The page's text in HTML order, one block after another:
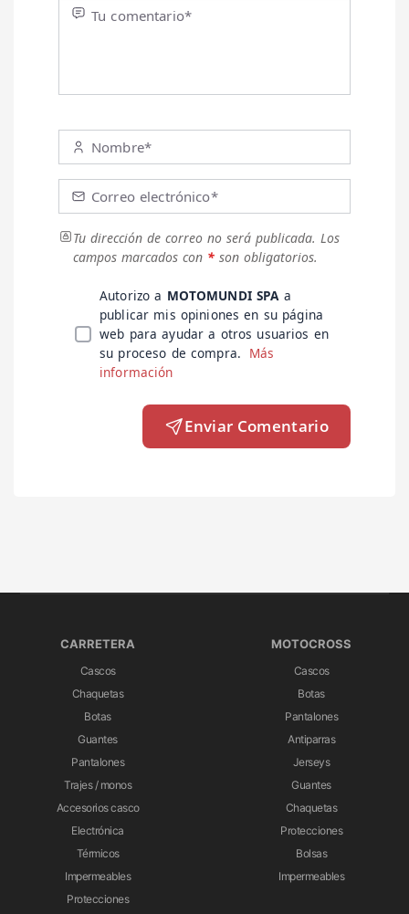
Tu comentario*
Nombre*
Correo electrónico*
Tu dirección de correo no será publicada. Los
campos marcados con * son obligatorios.
Autorizo a MOTOMUNDI SPAa
publicar mis opiniones en su página
web para ayudar a otros usuarios en
su proceso de compra. Más
información
Enviar Comentario
CARRETERA
Cascos
Chaquetas
Botas
Guantes
Pantalones
Trajes / monos
Accesorios casco
Electrónica
Térmicos
Impermeables
Protecciones
MOTOCROSS
Cascos
Botas
Pantalones
Antiparras
Jerseys
Guantes
Chaquetas
Protecciones
Bolsas
Impermeables